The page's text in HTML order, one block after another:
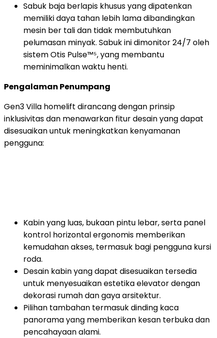
Sabuk baja berlapis khusus yang dipatenkan
memiliki daya tahan lebih lama dibandingkan
mesin ber tali dan tidak membutuhkan
pelumasan minyak. Sabuk ini dimonitor 24/7 oleh
sistem Otis Pulse™⁵, yang membantu
meminimalkan waktu henti.
Pengalaman Penumpang
Gen3 Villa homelift dirancang dengan prinsip
inklusivitas dan menawarkan fitur desain yang dapat
disesuaikan untuk meningkatkan kenyamanan
pengguna:
Kabin yang luas, bukaan pintu lebar, serta panel
kontrol horizontal ergonomis memberikan
kemudahan akses, termasuk bagi pengguna kursi
roda.
Desain kabin yang dapat disesuaikan tersedia
untuk menyesuaikan estetika elevator dengan
dekorasi rumah dan gaya arsitektur.
Pilihan tambahan termasuk dinding kaca
panorama yang memberikan kesan terbuka dan
pencahayaan alami.